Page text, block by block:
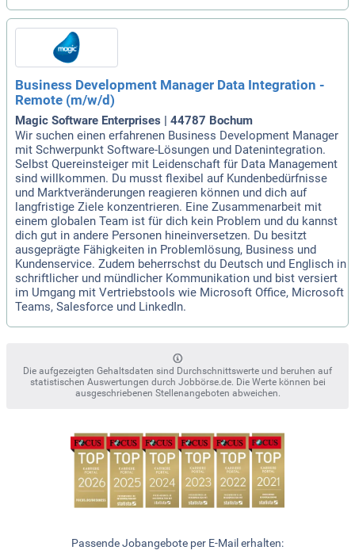
Business Development Manager Data Integration -
Remote (m/w/d)
Magic Software Enterprises | 44787 Bochum
Wir suchen einen erfahrenen Business Development Manager
mit Schwerpunkt Software-Lösungen und Datenintegration.
Selbst Quereinsteiger mit Leidenschaft für Data Management
sind willkommen. Du musst flexibel auf Kundenbedürfnisse
und Marktveränderungen reagieren können und dich auf
langfristige Ziele konzentrieren. Eine Zusammenarbeit mit
einem globalen Team ist für dich kein Problem und du kannst
dich gut in andere Personen hineinversetzen. Du besitzt
ausgeprägte Fähigkeiten in Problemlösung, Business und
Kundenservice. Zudem beherrschst du Deutsch und Englisch in
schriftlicher und mündlicher Kommunikation und bist versiert
im Umgang mit Vertriebstools wie Microsoft Office, Microsoft
Teams, Salesforce und LinkedIn.
Die aufgezeigten Gehaltsdaten sind Durchschnittswerte und beruhen auf
statistischen Auswertungen durch Jobbörse.de. Die Werte können bei
ausgeschriebenen Stellenangeboten abweichen.
Passende Jobangebote per E-Mail erhalten: